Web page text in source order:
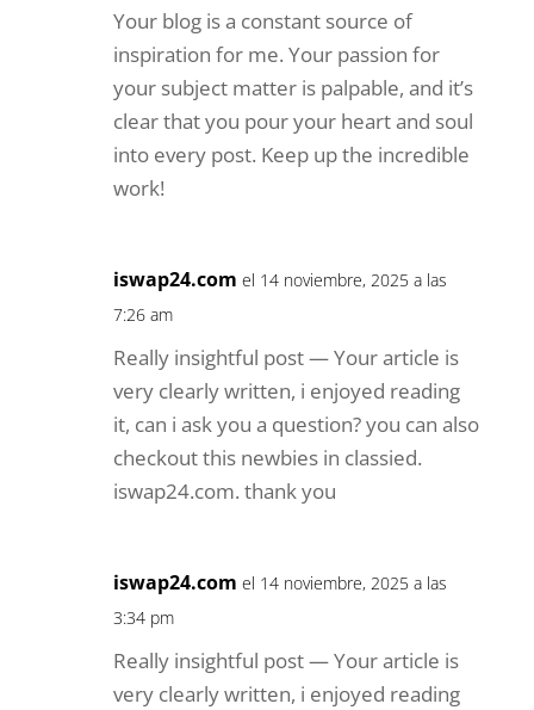
Your blog is a constant source of
inspiration for me. Your passion for
your subject matter is palpable, and it’s
clear that you pour your heart and soul
into every post. Keep up the incredible
work!
iswap24.com el 14 noviembre, 2025 a las
7:26 am
Really insightful post — Your article is
very clearly written, i enjoyed reading
it, can i ask you a question? you can also
checkout this newbies in classied.
iswap24.com. thank you
iswap24.com el 14 noviembre, 2025 a las
3:34 pm
Really insightful post — Your article is
very clearly written, i enjoyed reading